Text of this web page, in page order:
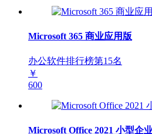
Microsoft 365 商业应用版
办公软件排行榜第15名
￥
600
Microsoft Office 2021 小型企